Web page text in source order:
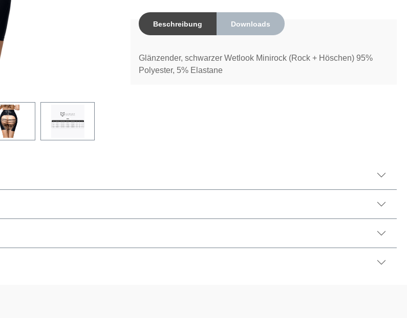
Beschreibung Downloads
Glänzender, schwarzer Wetlook Minirock (Rock + Höschen) 95%
Polyester, 5% Elastane